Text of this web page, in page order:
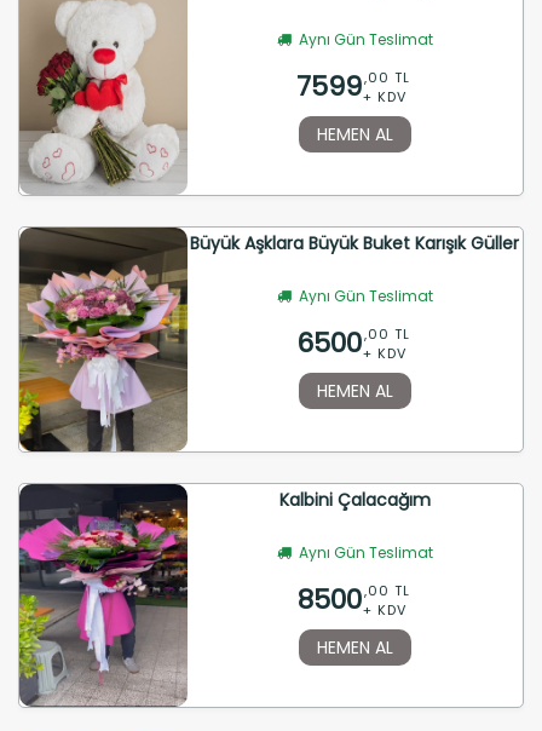
Aynı Gün Teslimat
7599,00 TL
+ KDV
HEMEN AL
Büyük Aşklara Büyük Buket Karışık Güller
Aynı Gün Teslimat
6500,00 TL
+ KDV
HEMEN AL
Kalbini Çalacağım
Aynı Gün Teslimat
8500,00 TL
+ KDV
HEMEN AL